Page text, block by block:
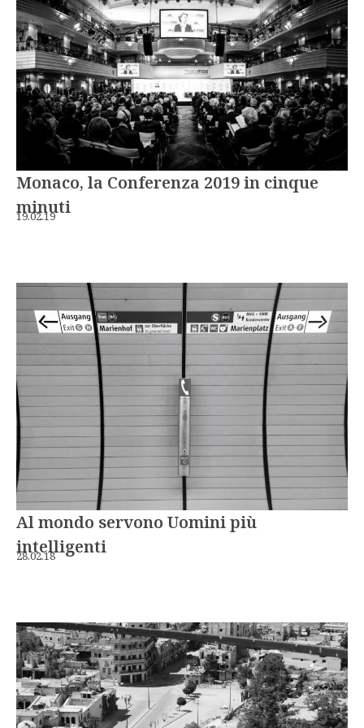
Monaco, la Conferenza 2019 in cinque
minuti
19.02.19
Al mondo servono Uomini più
intelligenti
28.02.18